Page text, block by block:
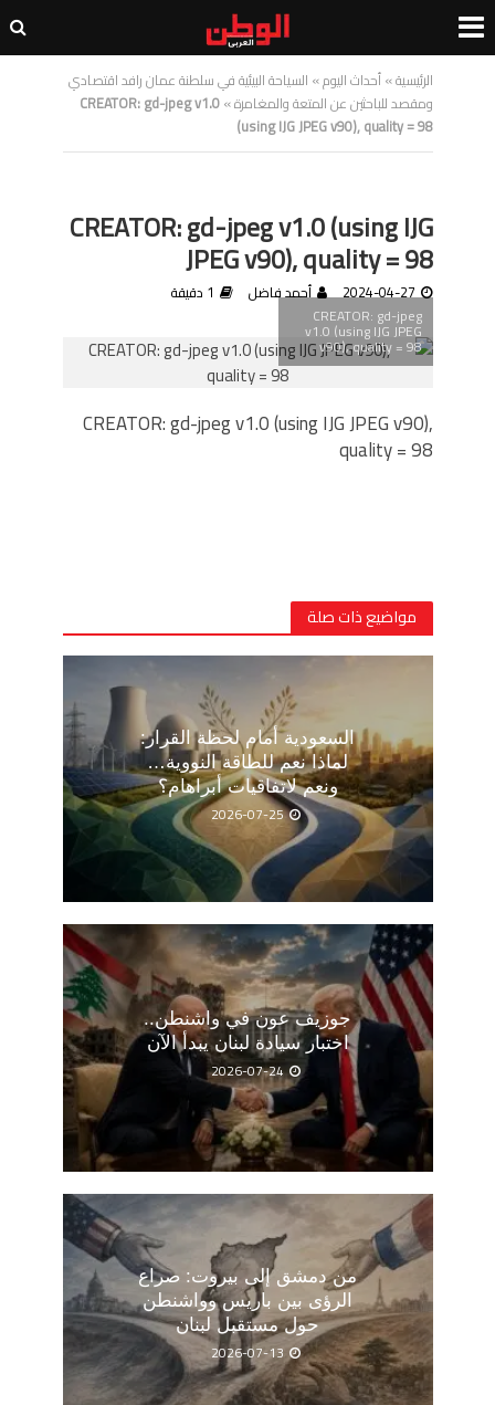
الرئيسية»أحداث اليوم» السياحة البيئية في سلطنة عمان رافد اقتصادي
ومقصد للباحثين عن المتعة والمغامرة»
CREATOR: gd-jpeg v1.0
(using IJG JPEG v90), quality = 98
CREATOR: gd-jpeg v1.0 (using IJG
JPEG v90), quality = 98
2024-04-27 أحمد فاضل
1 دقيقة
CREATOR: gd-jpeg
v1.0 (using IJG JPEG
v90), quality = 98
CREATOR: gd-jpeg v1.0 (using IJG JPEG v90),
quality = 98
مواضيع ذات صلة
السعودية أمام لحظة القرار:
لماذا نعم للطاقة النووية…
ونعم لاتفاقيات أبراهام؟
2026-07-25
جوزيف عون في واشنطن..
اختبار سيادة لبنان يبدأ الآن
2026-07-24
من دمشق إلى بيروت: صراع
الرؤى بين باريس وواشنطن
حول مستقبل لبنان
2026-07-13